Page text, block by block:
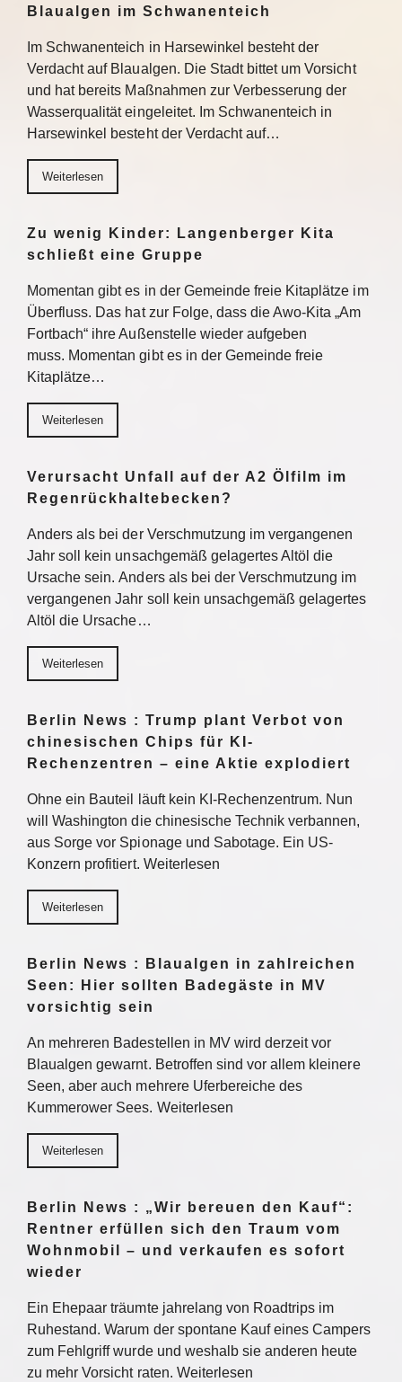
Blaualgen im Schwanenteich
Im Schwanenteich in Harsewinkel besteht der
Verdacht auf Blaualgen. Die Stadt bittet um Vorsicht
und hat bereits Maßnahmen zur Verbesserung der
Wasserqualität eingeleitet. Im Schwanenteich in
Harsewinkel besteht der Verdacht auf…
Weiterlesen
Zu wenig Kinder: Langenberger Kita
schließt eine Gruppe
Momentan gibt es in der Gemeinde freie Kitaplätze im
Überfluss. Das hat zur Folge, dass die Awo-Kita „Am
Fortbach“ ihre Außenstelle wieder aufgeben
muss. Momentan gibt es in der Gemeinde freie
Kitaplätze…
Weiterlesen
Verursacht Unfall auf der A2 Ölfilm im
Regenrückhaltebecken?
Anders als bei der Verschmutzung im vergangenen
Jahr soll kein unsachgemäß gelagertes Altöl die
Ursache sein. Anders als bei der Verschmutzung im
vergangenen Jahr soll kein unsachgemäß gelagertes
Altöl die Ursache…
Weiterlesen
Berlin News : Trump plant Verbot von
chinesischen Chips für KI-
Rechenzentren – eine Aktie explodiert
Ohne ein Bauteil läuft kein KI-Rechenzentrum. Nun
will Washington die chinesische Technik verbannen,
aus Sorge vor Spionage und Sabotage. Ein US-
Konzern profitiert. Weiterlesen
Weiterlesen
Berlin News : Blaualgen in zahlreichen
Seen: Hier sollten Badegäste in MV
vorsichtig sein
An mehreren Badestellen in MV wird derzeit vor
Blaualgen gewarnt. Betroffen sind vor allem kleinere
Seen, aber auch mehrere Uferbereiche des
Kummerower Sees. Weiterlesen
Weiterlesen
Berlin News : „Wir bereuen den Kauf“:
Rentner erfüllen sich den Traum vom
Wohnmobil – und verkaufen es sofort
wieder
Ein Ehepaar träumte jahrelang von Roadtrips im
Ruhestand. Warum der spontane Kauf eines Campers
zum Fehlgriff wurde und weshalb sie anderen heute
zu mehr Vorsicht raten. Weiterlesen